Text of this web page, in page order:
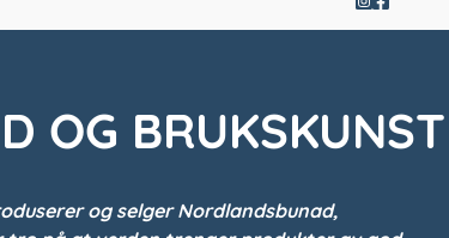
OG BRUKSKUNST
og selger Nordlandsbunad,